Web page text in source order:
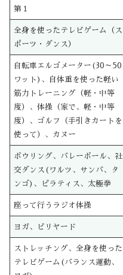
第１
全身を使ったテレビゲーム（ス
ポーツ・ダンス）
自転車エルゴメーター(30～50
ワット)、自体重を使った軽い
筋力トレーニング（軽・中等
度）、体操（家で、軽・中等
度）、ゴルフ（手引きカートを
使って）、カヌー
ボウリング、バレーボール、社
交ダンス(ワルツ、サンバ、タ
ンゴ)、ピラティス、太極拳
座って行うラジオ体操
ヨガ、ビリヤード
ストレッチング、全身を使った
テレビゲーム(バランス運動、